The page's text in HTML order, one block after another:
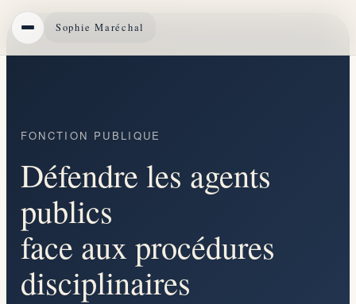
Sophie Maréchal
HONORAIRES
CONTACT
FONCTION PUBLIQUE
Défendre les agents
publics
face aux procédures
disciplinaires